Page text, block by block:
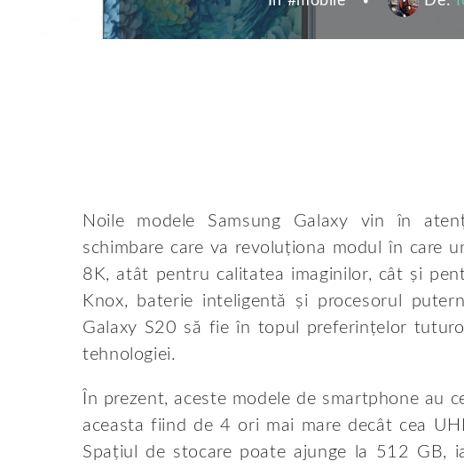
Noile modele Samsung Galaxy vin în
schimbare care va revoluționa modul în care
8K, atât pentru calitatea imaginilor, cât și
Knox, baterie inteligentă și procesorul
Galaxy S20 să fie în topul preferințelor
tehnologiei.
În prezent, aceste modele de smartphone au
aceasta fiind de 4 ori mai mare decât cea
Spațiul de stocare poate ajunge la 512 GB,